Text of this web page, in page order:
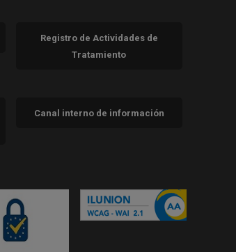
Registro de Actividades de
Tratamiento
Canal interno de información